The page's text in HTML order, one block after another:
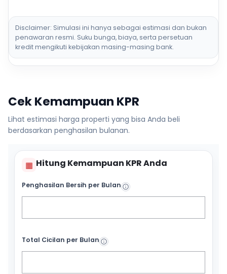
Disclaimer: Simulasi ini hanya sebagai estimasi dan bukan
penawaran resmi. Suku bunga, biaya, serta persetuan
kredit mengikuti kebijakan masing-masing bank.
Cek Kemampuan KPR
Lihat estimasi harga properti yang bisa Anda beli
berdasarkan penghasilan bulanan.
▦ Hitung Kemampuan KPR Anda
Penghasilan Bersih per Bulan
Total Cicilan per Bulan